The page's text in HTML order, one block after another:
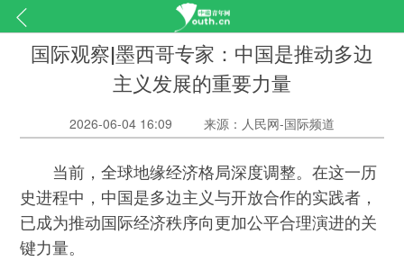
国际观察|墨西哥专家：中国是推动多边
主义发展的重要力量
2026-06-04 16:09 来源：人民网-国际频道
当前，全球地缘经济格局深度调整。在这一历
史进程中，中国是多边主义与开放合作的实践者，
已成为推动国际经济秩序向更加公平合理演进的关
键力量。